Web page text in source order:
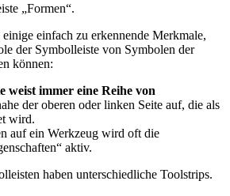
„Formen“.
einfach zu erkennende Merkmale,
der Symbolleiste von Symbolen der
können:
weist immer eine Reihe von
der oberen oder linken Seite auf, die als
wird.
auf ein Werkzeug wird oft die
aktiv.
haben unterschiedliche Toolstrips.